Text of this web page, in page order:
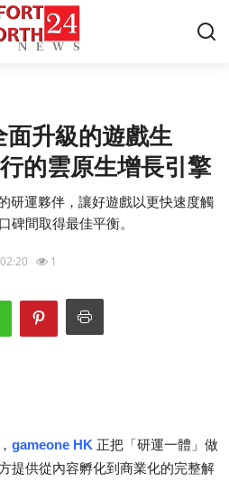
升級的遊戲生
的雲原生增長引擎
研運夥伴，讓好遊戲以更快速度觸
碑間取得最佳平衡。
1
gameone HK 正把「研運一體」做
提供從內容孵化到商業化的完整解